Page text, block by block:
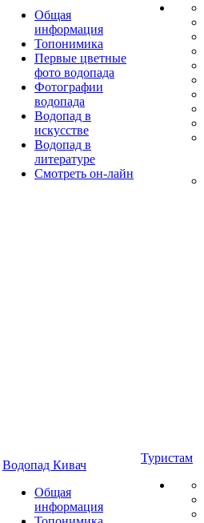
Общая
информация
Топонимика
Первые цветные
фото водопада
Фотографии
водопада
Водопад в
искусстве
Водопад в
литературе
Смотреть он-лайн
Водопад Кивач
Общая
информация
Туристам